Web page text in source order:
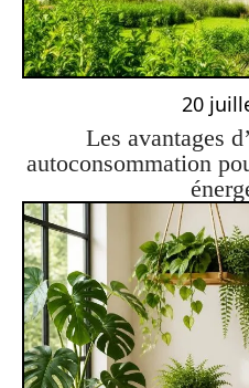
20
Les avantages
autoconsommation